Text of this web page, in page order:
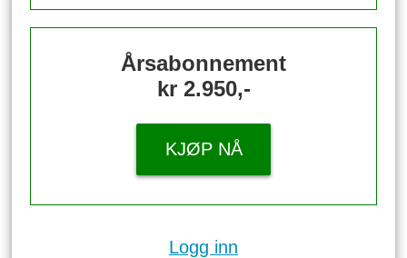
Årsabonnement
kr 2.950,-
KJØP NÅ
Logg inn